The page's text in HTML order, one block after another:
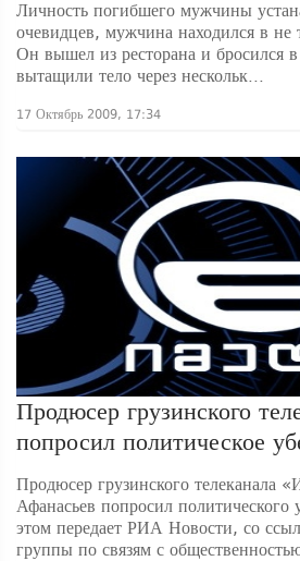
Личность погибшего мужчины
очевидцев, мужчина находился в не
Он вышел из ресторана и бросился
вытащили тело через нескольк...
17 Октябрь 2009, 17:34
Продюсер грузинского
попросил политическое
Продюсер грузинского телеканала
Афанасьев попросил
этом передает РИА Новости, со
группы по связям с